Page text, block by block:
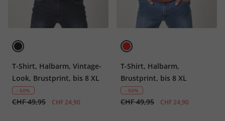
T-Shirt, Halbarm, Vintage-
Look, Brustprint, bis 8 XL
- 50%
CHF 49,95 CHF 24,90
T-Shirt, Halbarm,
Brustprint, bis 8 XL
- 50%
CHF 49,95 CHF 24,90